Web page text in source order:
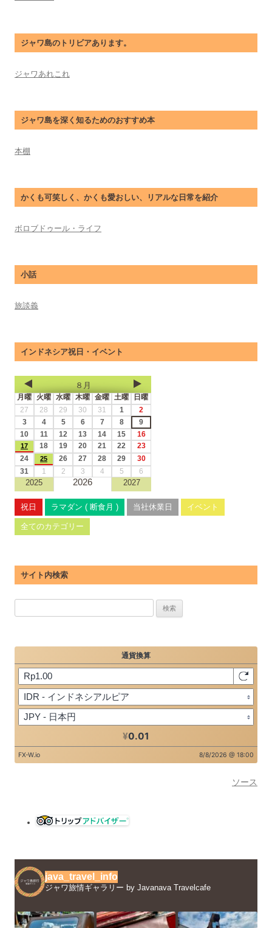
ジャワ島のトリビアあります。
ジャワあれこれ
ジャワ島を深く知るためのおすすめ本
本棚
かくも可笑しく、かくも愛おしい、リアルな日常を紹介
ボロブドゥール・ライフ
小話
旅談義
インドネシア祝日・イベント
８月
月曜 火曜 水曜 木曜 金曜 土曜
日曜
27
28 29 30 31 1
2
3
4 5 6 7 8
9
10
11 12 13 14 15 16
17 18 19 20 21 22
23
24
25 26 27 28 29
30
31
1 2 3 4 5 6
2025 2026 2027
祝日 ラマダン ( 断食月 ) 当社休業日 イベント
全てのカテゴリー
サイト内検索
ソース
java_travel_info
ジャワ旅情ギャラリー by Javanava Travelcafe